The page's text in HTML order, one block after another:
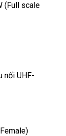
(Full scale
nối UHF-